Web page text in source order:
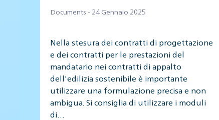
Documents - 24 Gennaio 2025
Nella stesura dei contratti di progettazione
e dei contratti per le prestazioni del
mandatario nei contratti di appalto
dell'edilizia sostenibile è importante
utilizzare una formulazione precisa e non
ambigua. Si consiglia di utilizzare i moduli
di…